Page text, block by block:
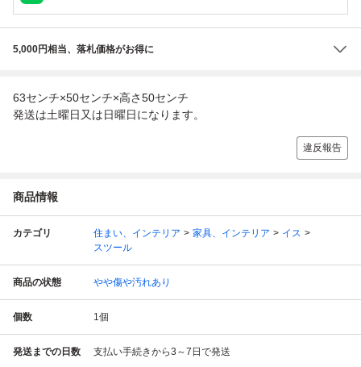
5,000円相当、落札価格がお得に
63センチ×50センチ×高さ50センチ
発送は土曜日又は日曜日になります。
違反報告
商品情報
カテゴリ 住まい、インテリア 家具、インテリア
イス
スツール
商品の状態 やや傷や汚れあり
個数 1個
発送までの日数 支払い手続きから3～7日で発送